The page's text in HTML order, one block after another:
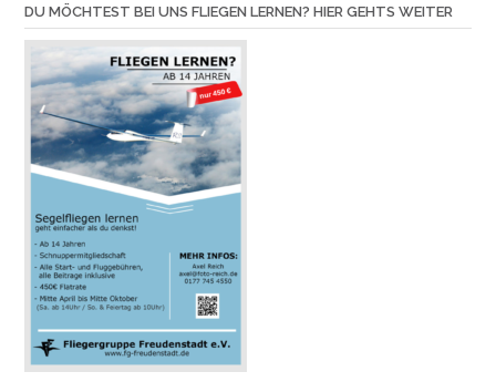
DU MÖCHTEST BEI UNS FLIEGEN LERNEN? HIER GEHTS WEITER